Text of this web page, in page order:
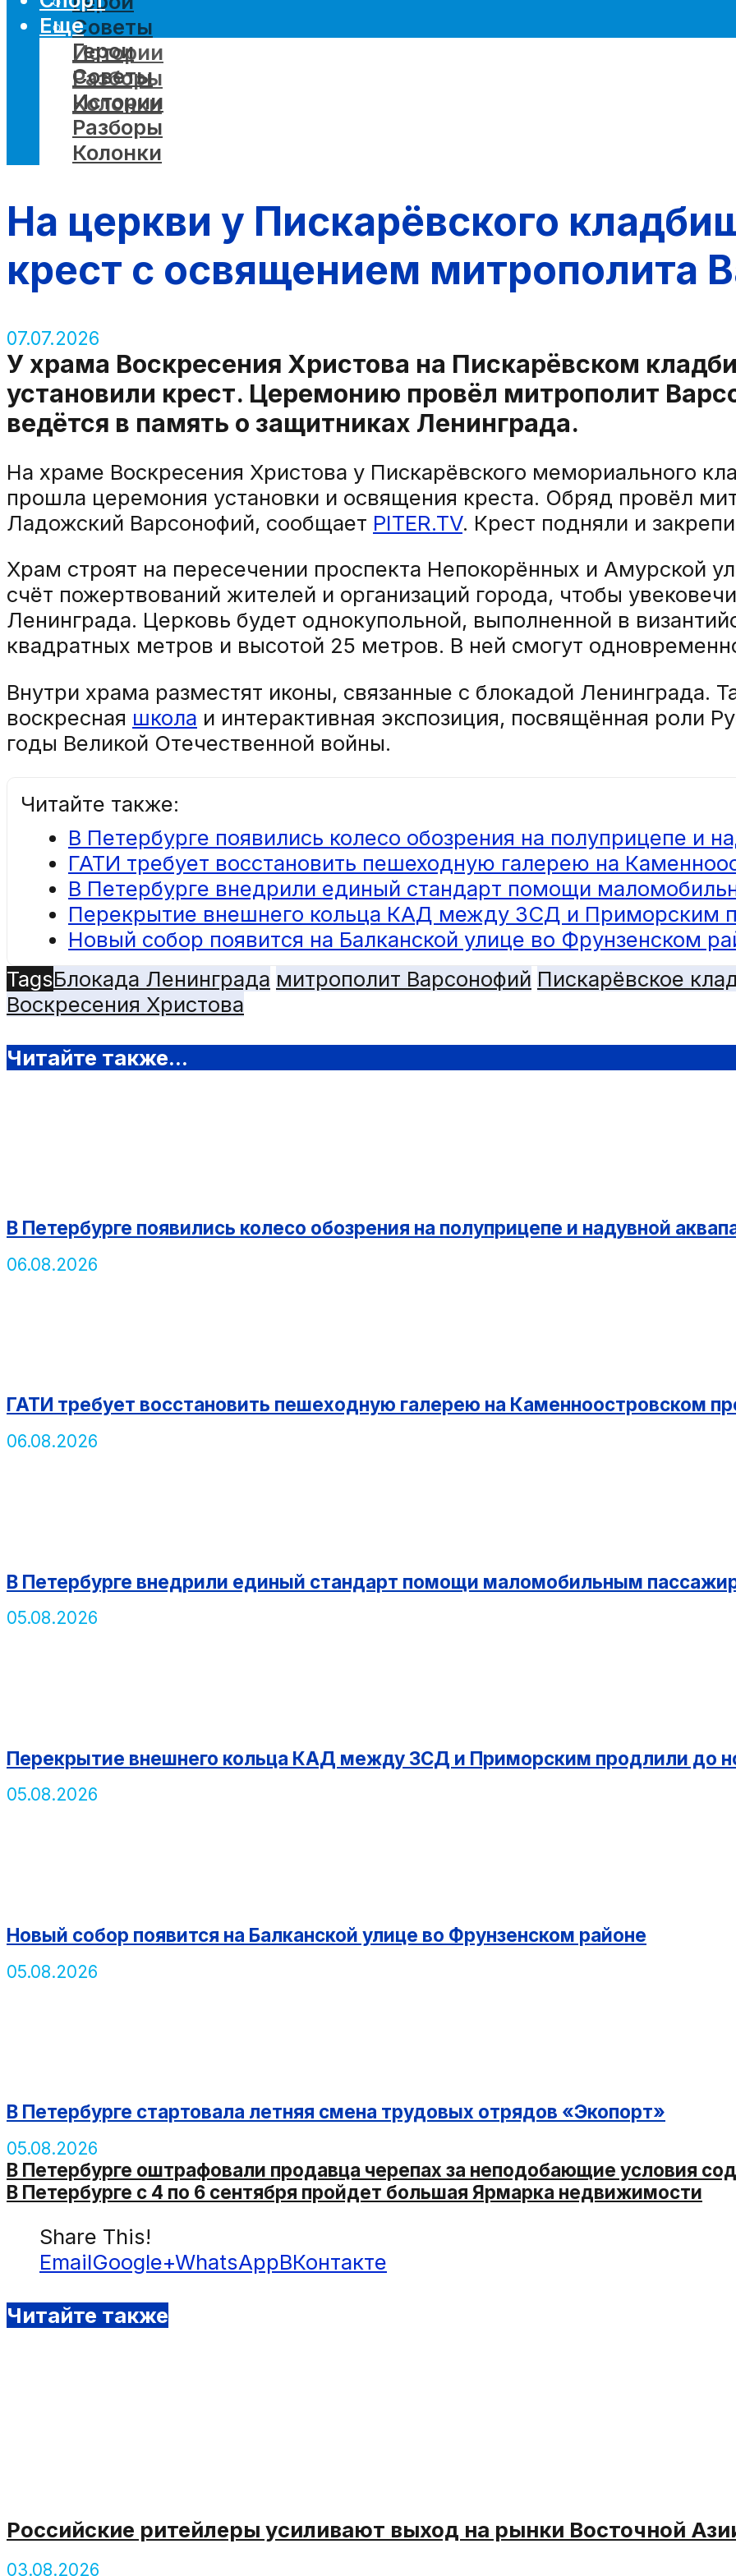
Советы
Истории
Разборы
Колонки
Еще
Герои
Советы
Истории
Разборы
Колонки
На церкви у Пискарёвского
крест с освящением митрополита
07.07.2026
У храма Воскресения Христова на Пискарёвском
установили крест. Церемонию провёл митрополит
ведётся в память о защитниках Ленинграда.
На храме Воскресения Христова у Пискарёвского мемориального
прошла церемония установки и освящения креста. Обряд провёл
Ладожский Варсонофий, сообщает PITER.TV. Крест подняли и
Храм строят на пересечении проспекта Непокорённых и Амурской
счёт пожертвований жителей и организаций города, чтобы
Ленинграда. Церковь будет однокупольной, выполненной в
квадратных метров и высотой 25 метров. В ней смогут
Внутри храма разместят иконы, связанные с блокадой Ленинграда.
воскресная школа и интерактивная экспозиция, посвящённая роли
годы Великой Отечественной войны.
Читайте также:
В Петербурге появились колесо обозрения на полуприцепе и
ГАТИ требует восстановить пешеходную галерею на
В Петербурге внедрили единый стандарт помощи
Перекрытие внешнего кольца КАД между ЗСД и Приморским
Новый собор появится на Балканской улице во Фрунзенском
TagsБлокада Ленинграда митрополит Варсонофий Пискарёвское
Воскресения Христова
Читайте также...
В Петербурге появились колесо обозрения на полуприцепе и надувной
06.08.2026
ГАТИ требует восстановить пешеходную галерею на Каменноостровском
06.08.2026
В Петербурге внедрили единый стандарт помощи маломобильным
05.08.2026
Перекрытие внешнего кольца КАД между ЗСД и Приморским продлили до
05.08.2026
Новый собор появится на Балканской улице во Фрунзенском районе
05.08.2026
В Петербурге стартовала летняя смена трудовых отрядов «Экопорт»
05.08.2026
В Петербурге оштрафовали продавца черепах за неподобающие условия
В Петербурге с 4 по 6 сентября пройдет большая Ярмарка недвижимости
Share This!
EmailGoogle+WhatsAppВКонтакте
Читайте также
Российские ритейлеры усиливают выход на рынки Восточной
03.08.2026